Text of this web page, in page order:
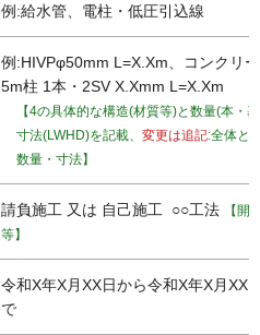
例:給水管、電柱・低圧引込線
例:HIVPφ50mm L=X.Xm、コンクリ
5m柱 1本・2SV X.Xmm L=X.Xm
【4の具体的な構造(材質等)と数量(本・
寸法(LWHD)を記載、 変更は追記:全体と
数量・寸法】
請負施工 又は 自己施工 ○○工法
【開
等】
令和X年X月XX日から令和X年X月XX
で